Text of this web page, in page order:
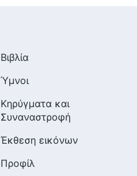
Βιβλία
Ύμνοι
Κηρύγματα και
Συναναστροφή
Έκθεση εικόνων
Προφίλ